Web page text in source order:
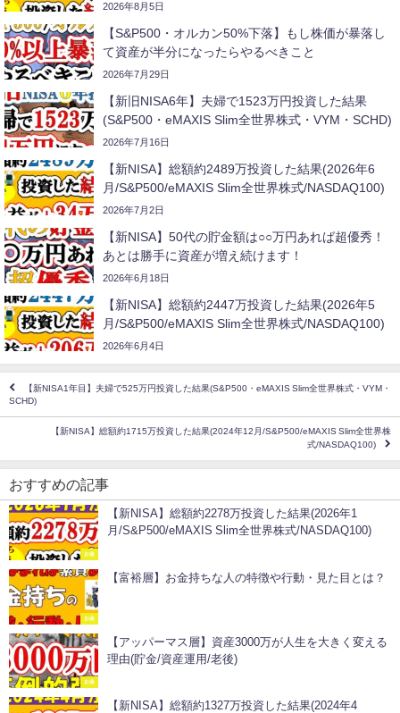
2026年8月5日
【S&P500・オルカン50%下落】もし株価が暴落し
て資産が半分になったらやるべきこと
2026年7月29日
【新旧NISA6年】夫婦で1523万円投資した結果
(S&P500・eMAXIS Slim全世界株式・VYM・SCHD)
2026年7月16日
【新NISA】総額約2489万投資した結果(2026年6
月/S&P500/eMAXIS Slim全世界株式/NASDAQ100)
2026年7月2日
【新NISA】50代の貯金額は○○万円あれば超優秀！
あとは勝手に資産が増え続けます！
2026年6月18日
【新NISA】総額約2447万投資した結果(2026年5
月/S&P500/eMAXIS Slim全世界株式/NASDAQ100)
2026年6月4日
【新NISA1年目】夫婦で525万円投資した結果(S&P500・eMAXIS Slim全世界株式・VYM・
SCHD)
【新NISA】総額約1715万投資した結果(2024年12月/S&P500/eMAXIS Slim全世界株
式/NASDAQ100)
おすすめの記事
お金
【新NISA】総額約2278万投資した結果(2026年1
月/S&P500/eMAXIS Slim全世界株式/NASDAQ100)
お金
【富裕層】お金持ちな人の特徴や行動・見た目とは？
お金
【アッパーマス層】資産3000万が人生を大きく変える
理由(貯金/資産運用/老後)
【新NISA】総額約1327万投資した結果(2024年4